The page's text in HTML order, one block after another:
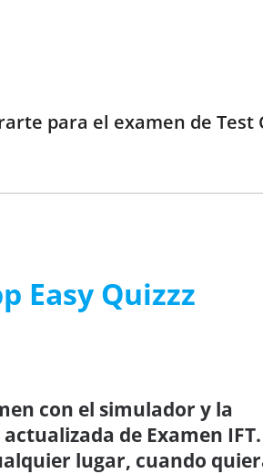
para el examen de Test
Easy Quizzz
con el simulador y la
de Examen IFT.
lugar, cuando